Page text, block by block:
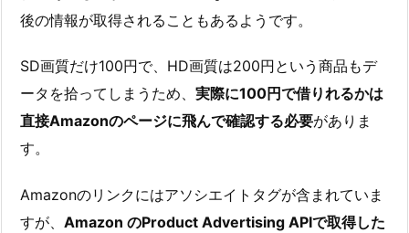
後の情報が取得されることもあるようです。
SD画質だけ100円で、HD画質は200円という商品もデ
ータを拾ってしまうため、 実際に100円で借りれるかは
直接Amazonのページに飛んで確認する必要がありま
す。
Amazonのリンクにはアソシエイトタグが含まれていま
すが、 Amazon のProduct Advertising APIで取得した